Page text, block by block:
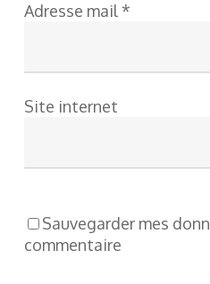
Adresse mail *
Site internet
Sauvegarder mes
commentaire